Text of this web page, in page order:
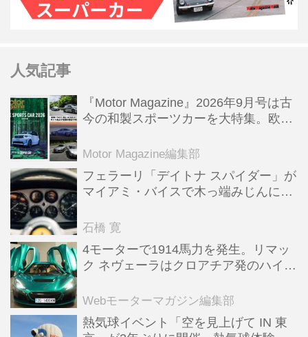
人気記事
『Motor Magazine』2026年9月号は古
今の和製スポーツカーを大特集。欧州
Motor Magazine編集部
フェラーリ「デイトナ スパイダー」が
マイアミ・バイスで木っ端みじんにな
石橋 寛
4モーターで1914馬力を発生。リマッ
ク ネヴェーラはクロアチア発のハイパ
全版／115】
Webモーターマガジン編集部
熱気球イベント「空を見上げて IN 東